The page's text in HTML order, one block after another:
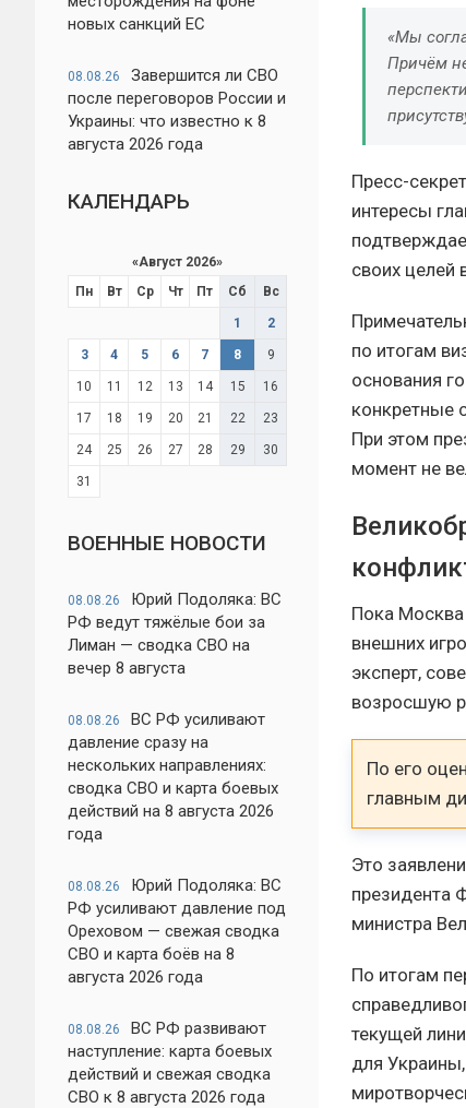
новых санкций ЕС
08.08.26
Завершится ли СВО
после переговоров России и
Украины: что известно к 8
августа 2026 года
КАЛЕНДАРЬ
«Август 2026»
Пн
Вт Ср Чт Пт Сб Вс
1 2
3 4 5 6 7 8 9
10 11 12 13 14 15 16
17 18 19 20 21 22 23
24 25 26 27 28 29 30
31
ВОЕННЫЕ НОВОСТИ
08.08.26
Юрий Подоляка: ВС
РФ ведут тяжёлые бои за
Лиман — сводка СВО на
вечер 8 августа
08.08.26
ВС РФ усиливают
давление сразу на
нескольких направлениях:
сводка СВО и карта боевых
действий на 8 августа 2026
года
08.08.26
Юрий Подоляка: ВС
РФ усиливают давление под
Ореховом — свежая сводка
СВО и карта боёв на 8
августа 2026 года
08.08.26
ВС РФ развивают
наступление: карта боевых
действий и свежая сводка
СВО к 8 августа 2026 года
«Мы
Причём
Пресс-
интересы
своих целей
по итогам
основания
конкретные
При этом
момент не
Пока Москва
внешних
эксперт,
возросшую
По его
главным
Это
президента
министра
По итогам
текущей
для